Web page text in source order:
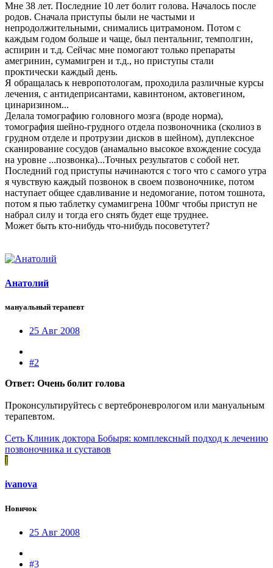
Мне 38 лет. Последние 10 лет болит голова. Началось после
родов. Сначала приступы были не частыми и
непродолжительными, снимались цитрамоном. Потом с
каждым годом больше и чаще, был пентальниг, темполгин,
аспирин и т.д. Сейчас мне помогают только препараты
амегринин, сумамигрен и т.д., но приступы стали
проктически каждый день.
Я обращалась к невропотологам, проходила различные курсы
лечения, с антидеприсантами, кавинтоном, актовегином,
цинаризином...
Делала томографию головного мозга (вроде норма),
томография шейно-грудного отдела позвоночника (сколиоз в
грудном отделе и протрузии дисков в шейном), дуплексное
сканирование сосудов (анамально высокое вхождение сосуда
на уровне ...позвонка)...Точных результатов с собой нет.
Последний год приступы начинаются с того что с самого утра
я чувствую каждый позвонок в своем позвоночнике, потом
наступает общее сдавливание и недомогание, потом тошнота,
потом я пью таблетку сумамигрена 100мг чтобы приступ не
набрал силу и тогда его снять будет еще труднее.
Может быть кто-нибудь что-нибудь посоветутет?
Анатолий
мануальный терапевт
25 Авг 2008
#2
Ответ: Очень болит голова
Проконсультируйтесь с вертеброневрологом или мануальным
терапевтом.
Сеть Клиник доктора Бобыря: комплексный подход к лечению
позвоночника и суставов
I
ivanova
Новичок
25 Авг 2008
#3